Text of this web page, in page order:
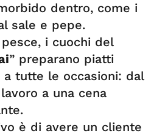
dentro, come i
sale e pepe.
i cuochi del
” preparano piatti
tutte le occasioni: dal
a una cena
è di avere un cliente